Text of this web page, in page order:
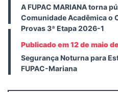
A FUPAC MARIANA torna
Comunidade Acadêmica o
Provas 3ª Etapa 2026-1
Publicado em 12 de maio
Segurança Noturna para
FUPAC-Mariana